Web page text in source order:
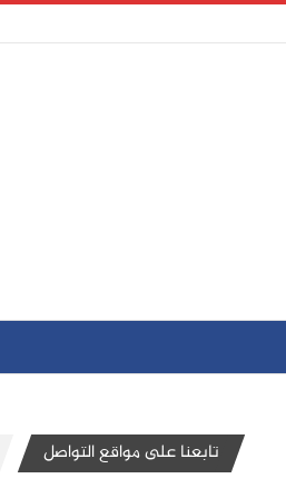
تابعنا على مواقع التواصل